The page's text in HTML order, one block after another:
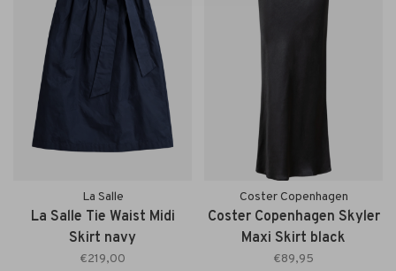
La Salle
La Salle Tie Waist Midi
Skirt navy
€219,00
Coster Copenhagen
Coster Copenhagen Skyler
Maxi Skirt black
€89,95